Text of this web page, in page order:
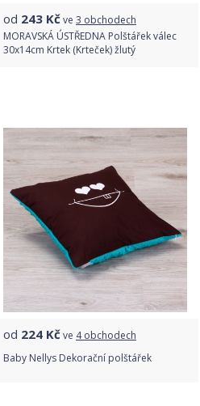
od 243 Kčve 3 obchodech
MORAVSKÁ ÚSTŘEDNA Polštářek válec
30x14cm Krtek (Krteček) žlutý
od 224 Kčve 4 obchodech
Baby Nellys Dekorační polštářek